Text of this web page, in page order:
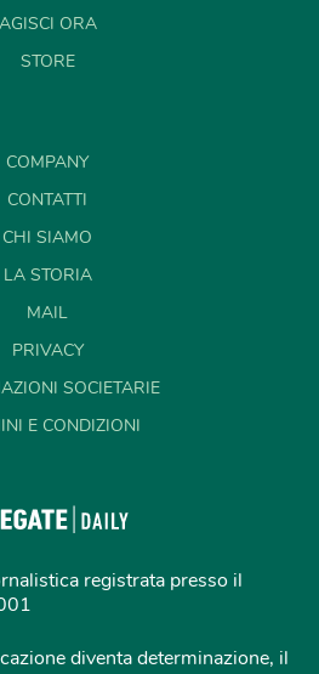
AGISCI ORA
STORE
COMPANY
CONTATTI
CHI SIAMO
LA STORIA
MAIL
PRIVACY
SOCIETARIE
E CONDIZIONI
registrata presso il
diventa determinazione, il